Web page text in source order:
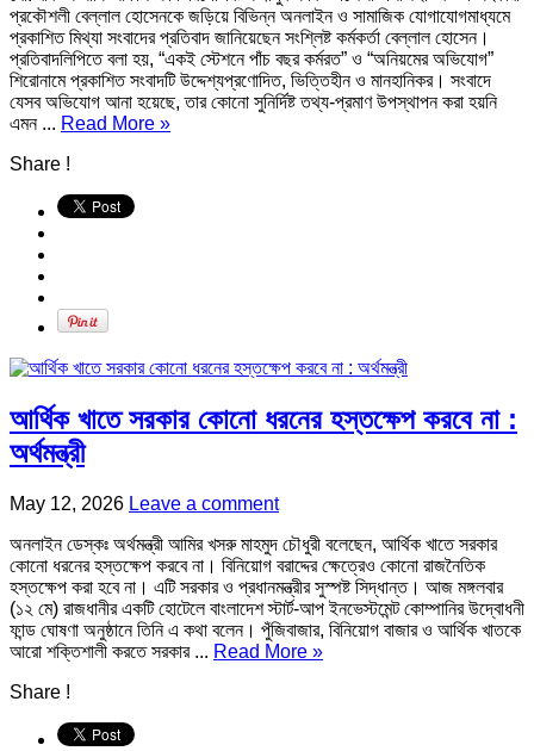
প্রকৌশলী বেল্লাল হোসেনকে জড়িয়ে বিভিন্ন অনলাইন ও সামাজিক যোগাযোগমাধ্যমে
প্রকাশিত মিথ্যা সংবাদের প্রতিবাদ জানিয়েছেন সংশ্লিষ্ট কর্মকর্তা বেল্লাল হোসেন।
প্রতিবাদলিপিতে বলা হয়, “একই স্টেশনে পাঁচ বছর কর্মরত” ও “অনিয়মের অভিযোগ”
শিরোনামে প্রকাশিত সংবাদটি উদ্দেশ্যপ্রণোদিত, ভিত্তিহীন ও মানহানিকর। সংবাদে
যেসব অভিযোগ আনা হয়েছে, তার কোনো সুনির্দিষ্ট তথ্য-প্রমাণ উপস্থাপন করা হয়নি
এমন ... Read More »
Share !
আর্থিক খাতে সরকার কোনো ধরনের হস্তক্ষেপ করবে না :
অর্থমন্ত্রী
May 12, 2026 Leave a comment
অনলাইন ডেস্কঃ অর্থমন্ত্রী আমির খসরু মাহমুদ চৌধুরী বলেছেন, আর্থিক খাতে সরকার
কোনো ধরনের হস্তক্ষেপ করবে না। বিনিয়োগ বরাদ্দের ক্ষেত্রেও কোনো রাজনৈতিক
হস্তক্ষেপ করা হবে না। এটি সরকার ও প্রধানমন্ত্রীর সুস্পষ্ট সিদ্ধান্ত। আজ মঙ্গলবার
(১২ মে) রাজধানীর একটি হোটেলে বাংলাদেশ স্টার্ট-আপ ইনভেস্টমেন্ট কোম্পানির উদ্বোধনী
ফান্ড ঘোষণা অনুষ্ঠানে তিনি এ কথা বলেন। পুঁজিবাজার, বিনিয়োগ বাজার ও আর্থিক খাতকে
আরো শক্তিশালী করতে সরকার ... Read More »
Share !